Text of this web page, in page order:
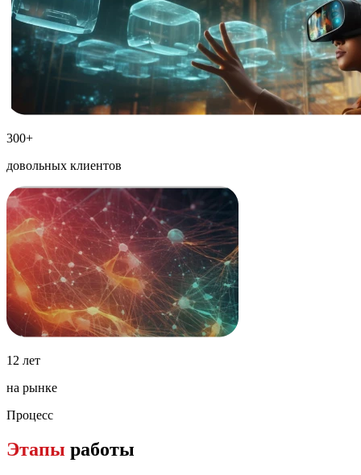
300+
довольных клиентов
12 лет
на рынке
Процесс
Этапы работы